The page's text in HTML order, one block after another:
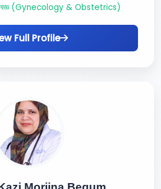
(Gynecology & Obstetrics)
Full Profile